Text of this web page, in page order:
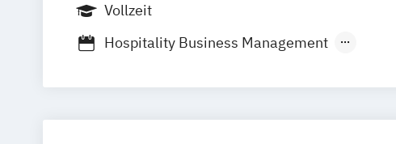
Vollzeit
Hospitality Business Management
Hotel Operations Management